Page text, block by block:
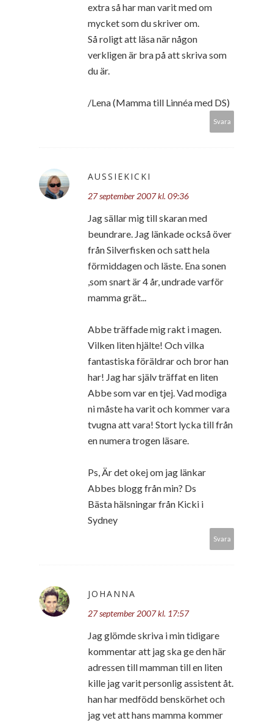
extra så har man varit med om
mycket som du skriver om.
Så roligt att läsa när någon
verkligen är bra på att skriva som
du är.
/Lena (Mamma till Linnéa med DS)
Svara
AUSSIEKICKI
27 september 2007 kl. 09:36
Jag sällar mig till skaran med
beundrare. Jag länkade också över
från Silverfisken och satt hela
förmiddagen och läste. Ena sonen
,som snart är 4 år, undrade varför
mamma grät...
Abbe träffade mig rakt i magen.
Vilken liten hjälte! Och vilka
fantastiska föräldrar och bror han
har! Jag har själv träffat en liten
Abbe som var en tjej. Vad modiga
ni måste ha varit och kommer vara
tvugna att vara! Stort lycka till från
en numera trogen läsare.
Ps, Är det okej om jag länkar
Abbes blogg från min? Ds
Bästa hälsningar från Kicki i
Sydney
Svara
JOHANNA
27 september 2007 kl. 17:57
Jag glömde skriva i min tidigare
kommentar att jag ska ge den här
adressen till mamman till en liten
kille jag varit personlig assistent åt.
han har medfödd benskörhet och
jag vet att hans mamma kommer